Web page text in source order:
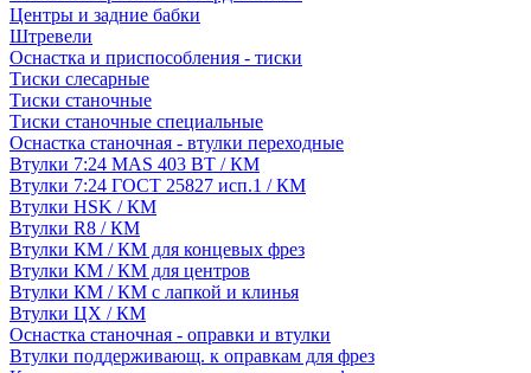
Центры и задние бабки
Штревели
Оснастка и приспособления - тиски
Тиски слесарные
Тиски станочные
Тиски станочные специальные
Оснастка станочная - втулки переходные
Втулки 7:24 MAS 403 BT / КМ
Втулки 7:24 ГОСТ 25827 исп.1 / КМ
Втулки HSK / КМ
Втулки R8 / КМ
Втулки КМ / КМ для концевых фрез
Втулки КМ / КМ для центров
Втулки КМ / КМ с лапкой и клинья
Втулки ЦХ / КМ
Оснастка станочная - оправки и втулки
Втулки поддерживающ. к оправкам для фрез